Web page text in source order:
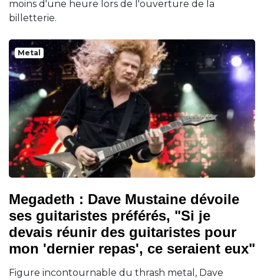
moins d'une heure lors de l'ouverture de la
billetterie.
Metal
Megadeth : Dave Mustaine dévoile
ses guitaristes préférés, "Si je
devais réunir des guitaristes pour
mon 'dernier repas', ce seraient eux"
Figure incontournable du thrash metal, Dave